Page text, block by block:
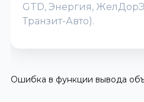
GTD, Энергия,
Транзит-Авто).
Ошибка в функции вывода